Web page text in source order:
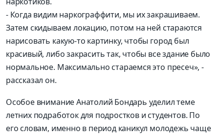
- Когда видим наркограффити, мы их закрашиваем.
Затем скидываем локацию, потом на ней стараются
нарисовать какую-то картинку, чтобы город был
красивый, либо закрасить так, чтобы все здание было
нормальное. Максимально стараемся это пресеч»,-
рассказал он.
Особое внимание Анатолий Бондарь уделил теме
летних подработок для подростков и студентов. По
его словам, именно в период каникул молодежь чаще